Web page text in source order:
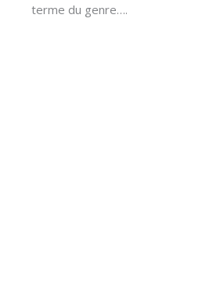
terme du genre….